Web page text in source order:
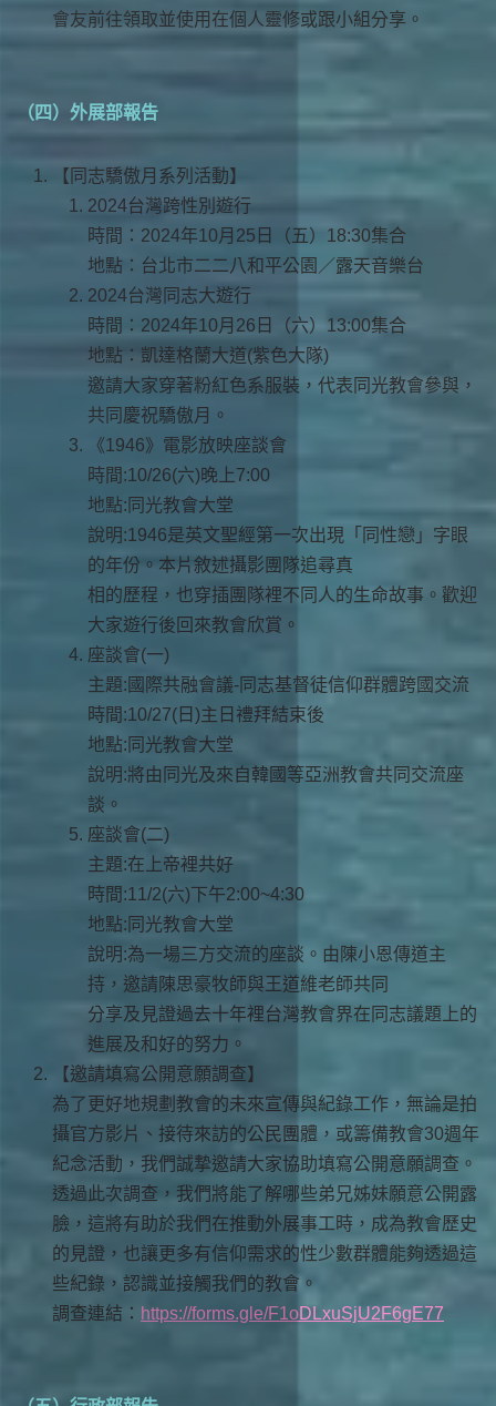
會友前往領取並使用在個人靈修或跟小組分享。
（四）外展部報告
【同志驕傲月系列活動】
2024台灣跨性別遊行
時間：2024年10月25日（五）18:30集合
地點：台北市二二八和平公園／露天音樂台
2024台灣同志大遊行
時間：2024年10月26日（六）13:00集合
地點：凱達格蘭大道(紫色大隊)
邀請大家穿著粉紅色系服裝，代表同光教會參與，
共同慶祝驕傲月。
《1946》電影放映座談會
時間:10/26(六)晚上7:00
地點:同光教會大堂
說明:1946是英文聖經第一次出現「同性戀」字眼
的年份。本片敘述攝影團隊追尋真
相的歷程，也穿插團隊裡不同人的生命故事。歡迎
大家遊行後回來教會欣賞。
座談會(一)
主題:國際共融會議-同志基督徒信仰群體跨國交流
時間:10/27(日)主日禮拜結束後
地點:同光教會大堂
說明:將由同光及來自韓國等亞洲教會共同交流座
談。
座談會(二)
主題:在上帝裡共好
時間:11/2(六)下午2:00~4:30
地點:同光教會大堂
說明:為一場三方交流的座談。由陳小恩傳道主
持，邀請陳思豪牧師與王道維老師共同
分享及見證過去十年裡台灣教會界在同志議題上的
進展及和好的努力。
【邀請填寫公開意願調查】
為了更好地規劃教會的未來宣傳與紀錄工作，無論是拍
攝官方影片、接待來訪的公民團體，或籌備教會30週年
紀念活動，我們誠摯邀請大家協助填寫公開意願調查。
透過此次調查，我們將能了解哪些弟兄姊妹願意公開露
臉，這將有助於我們在推動外展事工時，成為教會歷史
的見證，也讓更多有信仰需求的性少數群體能夠透過這
些紀錄，認識並接觸我們的教會。
調查連結： https://forms.gle/F1oDLxuSjU2F6gE77